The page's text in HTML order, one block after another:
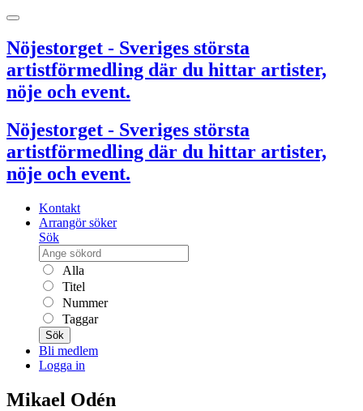
Nöjestorget - Sveriges största
artistförmedling där du hittar artister,
nöje och event.
Nöjestorget - Sveriges största
artistförmedling där du hittar artister,
nöje och event.
Kontakt
Arrangör söker
Sök
Alla
Titel
Nummer
Taggar
Sök
Bli medlem
Logga in
Mikael Odén